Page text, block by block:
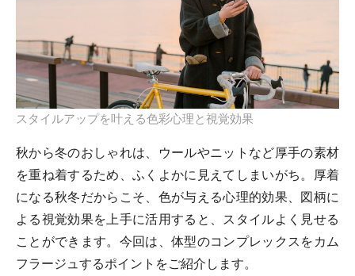
スタイルアップを叶える色彩心理と視覚効果
秋から冬のおしゃれは、ウールやニットなど厚手の素材
を重ね着するため、ふくよかに見えてしまいがち。厚着
になる秋冬だからこそ、色が与える心理的効果、図柄に
よる視覚効果を上手に活用すると、スタイルよく見せる
ことができます。今回は、体型のコンプレックスをカム
フラージュするポイントをご紹介します。